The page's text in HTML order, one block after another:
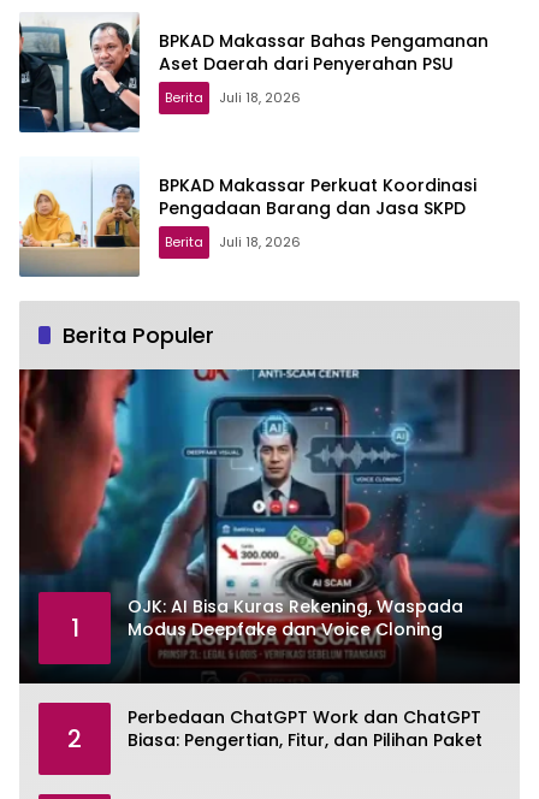
BPKAD Makassar Bahas Pengamanan
Aset Daerah dari Penyerahan PSU
Berita Juli 18, 2026
BPKAD Makassar Perkuat Koordinasi
Pengadaan Barang dan Jasa SKPD
Berita Juli 18, 2026
Berita Populer
1
OJK: AI Bisa Kuras Rekening, Waspada
Modus Deepfake dan Voice Cloning
2
Perbedaan ChatGPT Work dan ChatGPT
Biasa: Pengertian, Fitur, dan Pilihan Paket